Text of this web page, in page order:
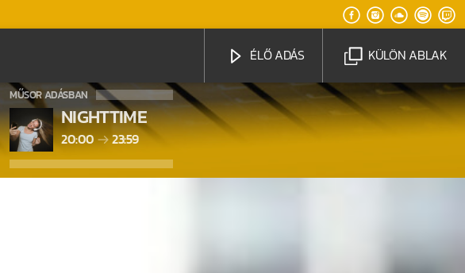
KÜLÖN ABLAK
ÉLŐ ADÁS
MŰSOR ADÁSBAN
NIGHTTIME
20:00 23:59